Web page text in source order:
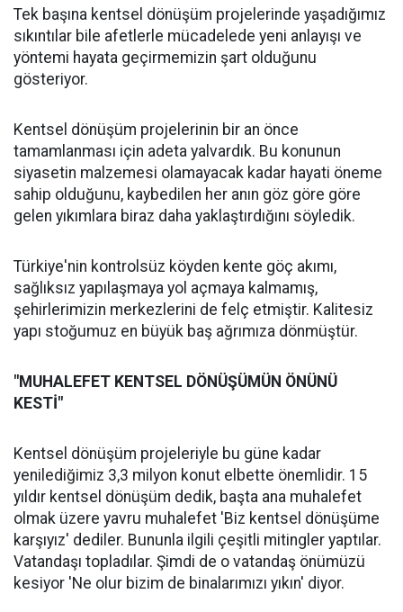
Tek başına kentsel dönüşüm projelerinde yaşadığımız
sıkıntılar bile afetlerle mücadelede yeni anlayışı ve
yöntemi hayata geçirmemizin şart olduğunu
gösteriyor.
Kentsel dönüşüm projelerinin bir an önce
tamamlanması için adeta yalvardık. Bu konunun
siyasetin malzemesi olamayacak kadar hayati öneme
sahip olduğunu, kaybedilen her anın göz göre göre
gelen yıkımlara biraz daha yaklaştırdığını söyledik.
Türkiye'nin kontrolsüz köyden kente göç akımı,
sağlıksız yapılaşmaya yol açmaya kalmamış,
şehirlerimizin merkezlerini de felç etmiştir. Kalitesiz
yapı stoğumuz en büyük baş ağrımıza dönmüştür.
"MUHALEFET KENTSEL DÖNÜŞÜMÜN ÖNÜNÜ
KESTİ"
Kentsel dönüşüm projeleriyle bu güne kadar
yenilediğimiz 3,3 milyon konut elbette önemlidir. 15
yıldır kentsel dönüşüm dedik, başta ana muhalefet
olmak üzere yavru muhalefet 'Biz kentsel dönüşüme
karşıyız' dediler. Bununla ilgili çeşitli mitingler yaptılar.
Vatandaşı topladılar. Şimdi de o vatandaş önümüzü
kesiyor 'Ne olur bizim de binalarımızı yıkın' diyor.